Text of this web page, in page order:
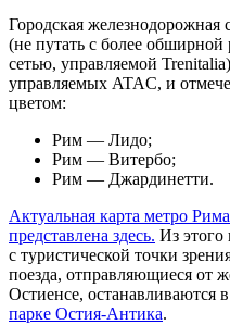
Городская железнодорожная
(не путать с более
сетью, управляемой
управляемых ATAC, и
цветом:
Рим — Лидо;
Рим — Витербо;
Рим — Джардинетти.
Актуальная карта метро
представлена здесь. Из
с туристической точки
поезда, отправляющиеся от
Остиенсе, останавливаются
парке Остия-Антика.